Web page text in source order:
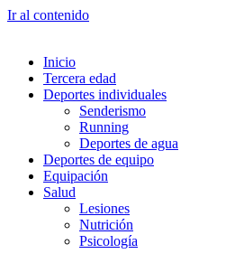
Ir al contenido
Inicio
Tercera edad
Deportes individuales
Senderismo
Running
Deportes de agua
Deportes de equipo
Equipación
Salud
Lesiones
Nutrición
Psicología